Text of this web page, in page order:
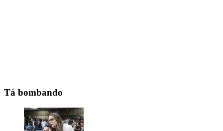
Tá bombando